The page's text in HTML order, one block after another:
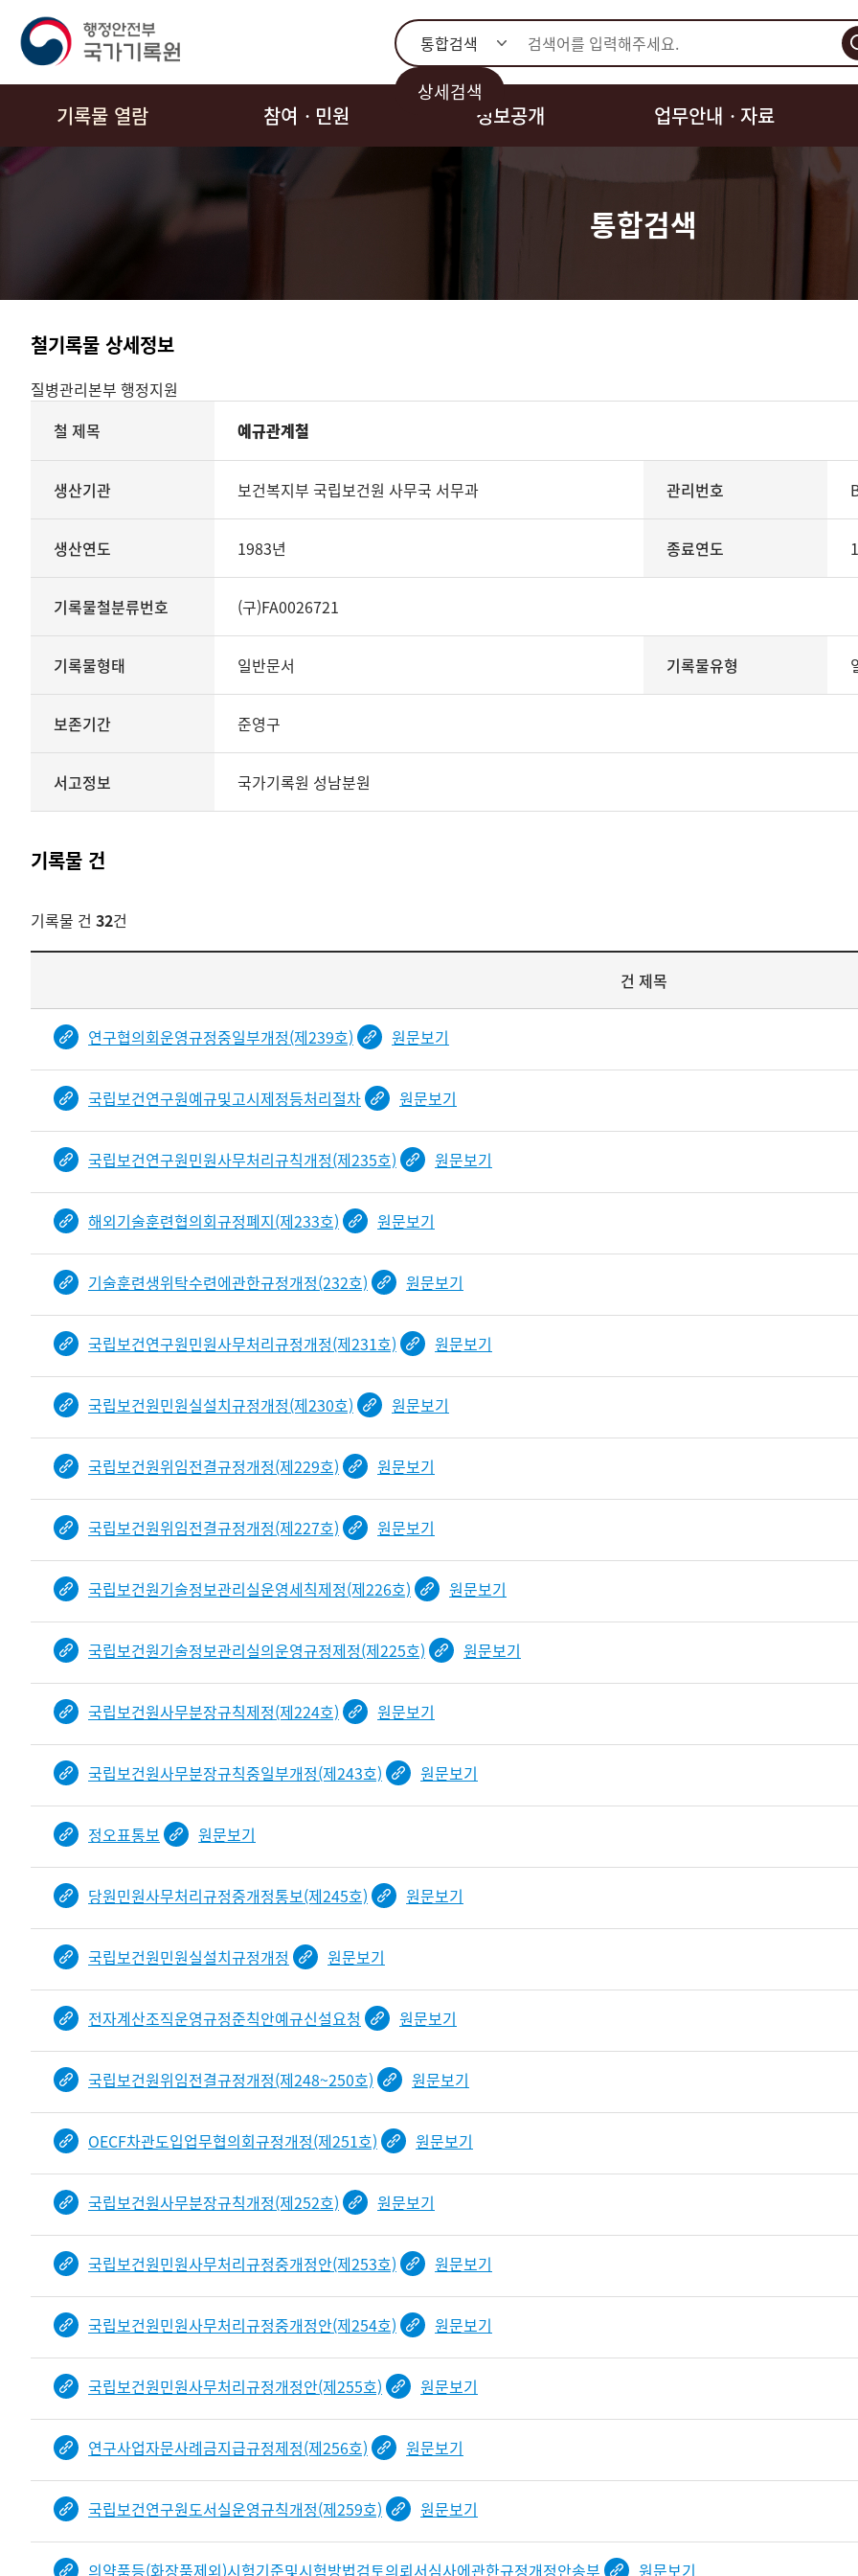
통합검색
상세검색
기록물 열람 참여ㆍ민원 정보공개 업무안내ㆍ자료
통합검색
철기록물 상세정보
질병관리본부 행정지원
철의
관리번호
생산년도
기록물철분류번호
기록물유형
보존기간
보여
기록물
철 제목 예규관계철
생산기관 보건복지부 국립보건원 사무국 서무과 관리번호
생산연도 1983년 종료연도
기록물철분류번호 (구)FA0026721
기록물형태 일반문서 기록물유형
보존기간 준영구
서고정보 국가기록원 성남분원
기록물 건
기록물 건 32건
목록
제목을
보여주는
표입니다.
bindDetail
부분공개도이제보임
건 제목
연구협의회운영규정중일부개정(제239호) 원문보기
국립보건연구원예규및고시제정등처리절차 원문보기
국립보건연구원민원사무처리규칙개정(제235호) 원문보기
해외기술훈련협의회규정폐지(제233호) 원문보기
기술훈련생위탁수련에관한규정개정(232호) 원문보기
국립보건연구원민원사무처리규정개정(제231호) 원문보기
국립보건원민원실설치규정개정(제230호) 원문보기
국립보건원위임전결규정개정(제229호) 원문보기
국립보건원위임전결규정개정(제227호) 원문보기
국립보건원기술정보관리실운영세칙제정(제226호) 원문보기
국립보건원기술정보관리실의운영규정제정(제225호) 원문보기
국립보건원사무분장규칙제정(제224호) 원문보기
국립보건원사무분장규칙중일부개정(제243호) 원문보기
정오표통보 원문보기
당원민원사무처리규정중개정통보(제245호) 원문보기
국립보건원민원실설치규정개정 원문보기
전자계산조직운영규정준칙안예규신설요청 원문보기
국립보건원위임전결규정개정(제248~250호) 원문보기
OECF차관도입업무협의회규정개정(제251호) 원문보기
국립보건원사무분장규칙개정(제252호) 원문보기
국립보건원민원사무처리규정중개정안(제253호) 원문보기
국립보건원민원사무처리규정중개정안(제254호) 원문보기
국립보건원민원사무처리규정개정안(제255호) 원문보기
연구사업자문사례금지급규정제정(제256호) 원문보기
국립보건연구원도서실운영규칙개정(제259호) 원문보기
의약품등(화장품제외)시험기준및시험방법검토의뢰서심사에관한규정개정안송부 원문보기